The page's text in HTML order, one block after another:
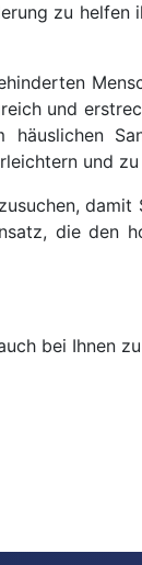
zu
und
häuslichen
und
die den
bei Ihnen